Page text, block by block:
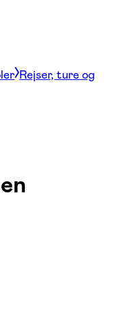
Rejser, ture og